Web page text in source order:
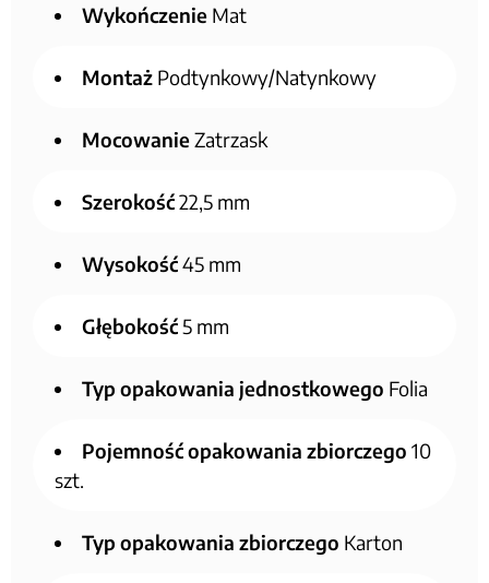
Wykończenie Mat
Montaż Podtynkowy/Natynkowy
MocowanieZatrzask
Szerokość22,5 mm
Wysokość45 mm
Głębokość 5 mm
Typ opakowania jednostkowego Folia
Pojemność opakowania zbiorczego 10
szt.
Typ opakowania zbiorczego Karton